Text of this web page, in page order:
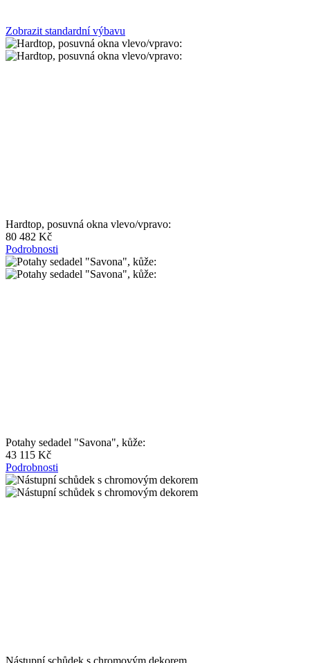
Zobrazit standardní výbavu
Hardtop, posuvná okna vlevo/vpravo:
80 482 Kč
Podrobnosti
Potahy sedadel "Savona", kůže:
43 115 Kč
Podrobnosti
Nástupní schůdek s chromovým dekorem